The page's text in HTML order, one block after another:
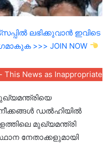
ലഭിക്കുവാൻ ഇവിടെ
>>> JOIN NOW
This News as Inappropriate
ഡൽഹിയിൽ
മുഖ്യമന്ത്രി
നേതാക്കളുമായി